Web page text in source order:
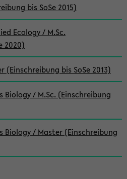
bis SoSe 2015)
Ecology / M.Sc.
2020)
(Einschreibung bis SoSe 2013)
Biology / M.Sc. (Einschreibung
Biology / Master (Einschreibung